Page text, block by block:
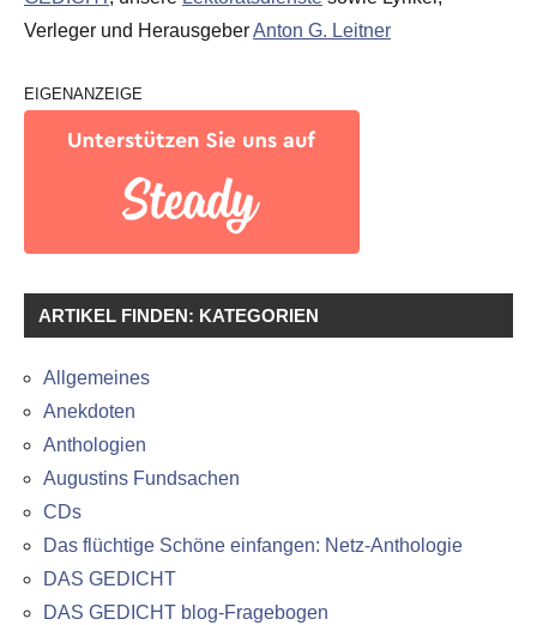
Verleger und HerausgeberAnton G. Leitner
EIGENANZEIGE
ARTIKEL FINDEN: KATEGORIEN
Allgemeines
Anekdoten
Anthologien
Augustins Fundsachen
CDs
Das flüchtige Schöne einfangen: Netz-Anthologie
DAS GEDICHT
DAS GEDICHT blog-Fragebogen